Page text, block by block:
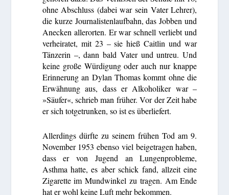
ohne Abschluss (dabei war sein Vater Lehrer),
die kurze Journalistenlaufbahn, das Jobben und
Anecken allerorten. Er war schnell verliebt und
verheiratet, mit 23 – sie hieß Caitlin und war
Tänzerin –, dann bald Vater und untreu. Und
keine große Würdigung oder auch nur knappe
Erinnerung an Dylan Thomas kommt ohne die
Erwähnung aus, dass er Alkoholiker war –
»Säufer«, schrieb man früher. Vor der Zeit habe
er sich totgetrunken, so ist es überliefert.
Allerdings dürfte zu seinem frühen Tod am 9.
November 1953 ebenso viel beigetragen haben,
dass er von Jugend an Lungenprobleme,
Asthma hatte, es aber schick fand, allzeit eine
Zigarette im Mundwinkel zu tragen. Am Ende
hat er wohl keine Luft mehr bekommen.